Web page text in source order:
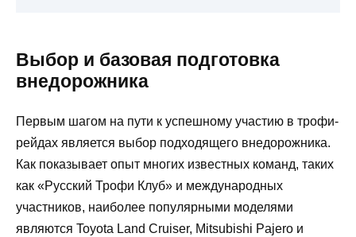
Выбор и базовая подготовка
внедорожника
Первым шагом на пути к успешному участию в трофи-
рейдах является выбор подходящего внедорожника.
Как показывает опыт многих известных команд, таких
как «Русский Трофи Клуб» и международных
участников, наиболее популярными моделями
являются Toyota Land Cruiser, Mitsubishi Pajero и